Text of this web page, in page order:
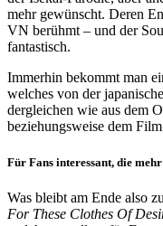
mehr gewünscht. Deren
VN berühmt – und der
fantastisch.
Immerhin bekommt man
welches von der
dergleichen wie aus dem
beziehungsweise dem Film
Für Fans interessant, die mehr
Was bleibt am Ende also
For These Clothes Of